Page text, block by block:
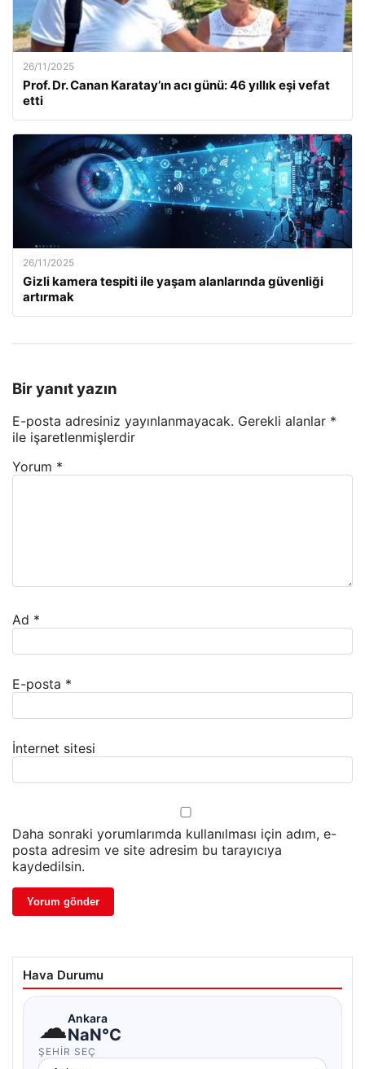
26/11/2025
Prof. Dr. Canan Karatay’ın acı günü: 46 yıllık eşi vefat
etti
26/11/2025
Gizli kamera tespiti ile yaşam alanlarında güvenliği
artırmak
Bir yanıt yazın
E-posta adresiniz yayınlanmayacak. Gerekli alanlar *
ile işaretlenmişlerdir
Yorum *
Ad *
E-posta *
İnternet sitesi
Daha sonraki yorumlarımda kullanılması için adım, e-
posta adresim ve site adresim bu tarayıcıya
kaydedilsin.
Hava Durumu
☁Ankara
NaN°C
ŞEHIR SEÇ